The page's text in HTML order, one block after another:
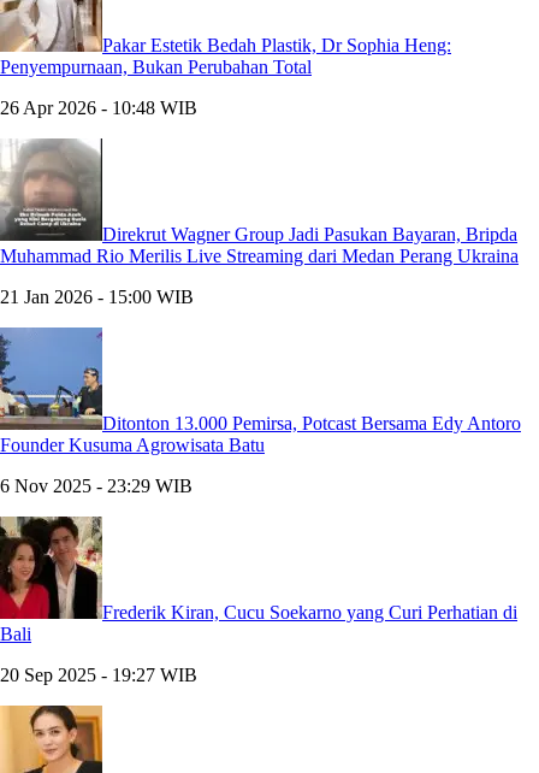
Pakar Estetik Bedah Plastik, Dr Sophia Heng:
Penyempurnaan, Bukan Perubahan Total
26 Apr 2026 - 10:48 WIB
Direkrut Wagner Group Jadi Pasukan Bayaran, Bripda
Muhammad Rio Merilis Live Streaming dari Medan Perang Ukraina
21 Jan 2026 - 15:00 WIB
Ditonton 13.000 Pemirsa, Potcast Bersama Edy Antoro
Founder Kusuma Agrowisata Batu
6 Nov 2025 - 23:29 WIB
Frederik Kiran, Cucu Soekarno yang Curi Perhatian di
Bali
20 Sep 2025 - 19:27 WIB